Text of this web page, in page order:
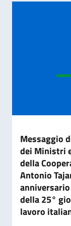
Messaggio
dei Ministri
della
Antonio
della 25°
lavoro